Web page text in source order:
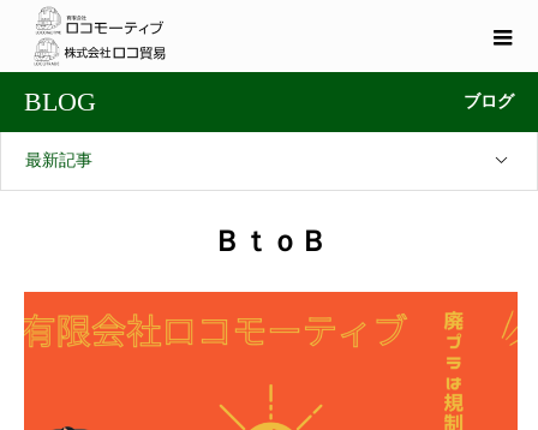
BLOG ブログ
最新記事
ＢｔｏＢ